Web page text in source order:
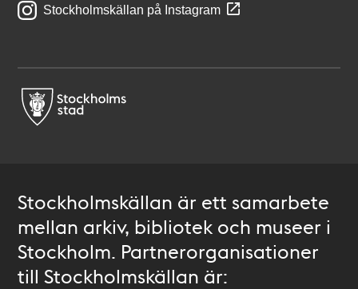
Stockholmskällan på Instagram
Stockholmskällan är ett samarbete
mellan arkiv, bibliotek och museer i
Stockholm. Partnerorganisationer
till Stockholmskällan är: